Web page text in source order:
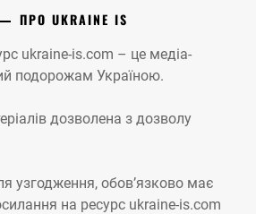
ПРО UKRAINE IS
ukraine-is.com – це медіа-
подорожам Україною.
дозволена з дозволу
узгодження, обов’язково має
на ресурс ukraine-is.com